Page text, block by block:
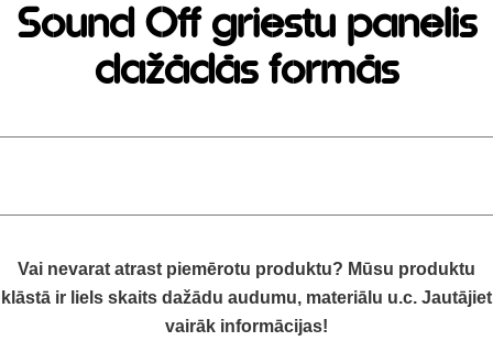
Sound Off griestu panelis
dažādās formās
Vai nevarat atrast piemērotu produktu? Mūsu produktu
klāstā ir liels skaits dažādu audumu, materiālu u.c. Jautājiet
vairāk informācijas!